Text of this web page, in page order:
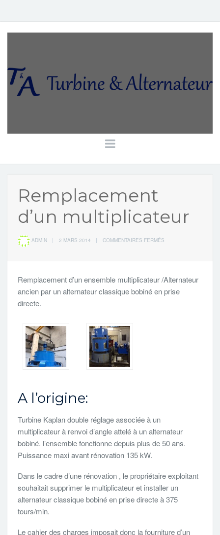
Remplacement
d’un multiplicateur
ADMIN | 2 MARS 2014 | COMMENTAIRES FERMÉSSUR
Remplacement d’un ensemble multiplicateur /Alternateur
ancien par un alternateur classique bobiné en prise
directe.
A l’origine:
Turbine Kaplan double réglage associée à un
multiplicateur à renvoi d’angle attelé à un alternateur
bobiné. l’ensemble fonctionne depuis plus de 50 ans.
Puissance maxi avant rénovation 135 kW.
Dans le cadre d’une rénovation , le propriétaire exploitant
souhaitait supprimer le multiplicateur et installer un
alternateur classique bobiné en prise directe à 375
tours/min.
Le cahier des charges imposait donc la fourniture d’un